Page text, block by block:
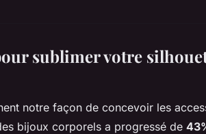
sublimer votre
notre façon de concevoir les
bijoux corporels a progressé de